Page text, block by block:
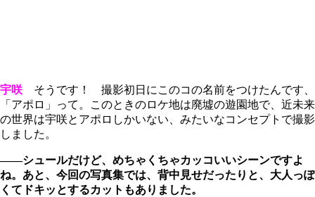
宇咲 そうです！ 撮影初日にこのコの名前をつけたんです、
「アポロ」って。このときのロケ地は廃墟の遊園地で、近未来
の世界は宇咲とアポロしかいない、みたいなコンセプトで撮影
しました。
――シュールだけど、めちゃくちゃカッコいいシーンですよ
ね。あと、今回の写真集では、背中見せだったりと、大人っぽ
くてドキッとするカットもありました。